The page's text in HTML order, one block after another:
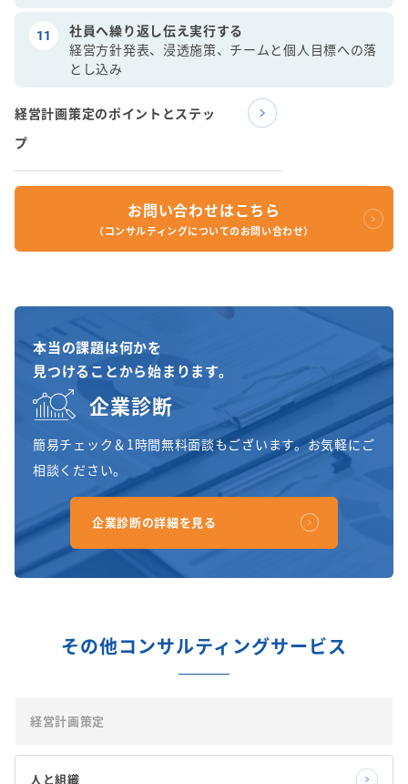
11
社員へ繰り返し伝え実行する
経営方針発表、浸透施策、チームと個人目標への落
とし込み
経営計画策定のポイントとステッ
プ
お問い合わせはこちら
（コンサルティングについてのお問い合わせ）
本当の課題は何かを
見つけることから始まります。
企業診断
簡易チェック＆1時間無料面談もございます。お気軽にご
相談ください。
企業診断の詳細を見る
その他コンサルティングサービス
経営計画策定
人と組織